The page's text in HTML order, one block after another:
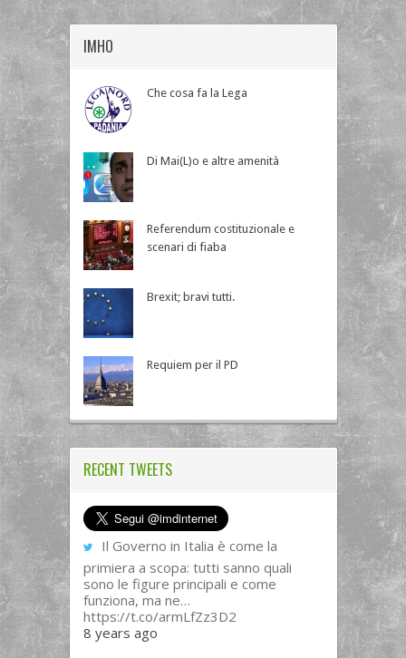
IMHO
Che cosa fa la Lega
Di Mai(L)o e altre amenità
Referendum costituzionale e
scenari di fiaba
Brexit; bravi tutti.
Requiem per il PD
RECENT TWEETS
Il Governo in Italia è come la
primiera a scopa: tutti sanno quali
sono le figure principali e come
funziona, ma ne…
https://t.co/armLfZz3D2
8 years ago